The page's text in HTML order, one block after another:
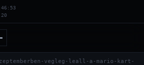
vegleg-leall-a-mario-kart-